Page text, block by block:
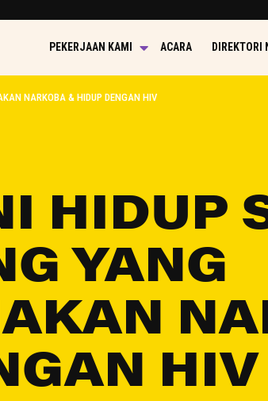
PEKERJAAN KAMI ACARA DIREKTORI
NARKOBA & HIDUP DENGAN HIV
HIDUP
YANG
HIV